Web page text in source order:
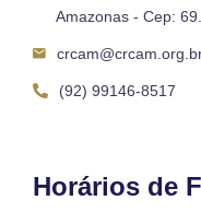
Amazonas - Cep:
(92) 99146-8517
Horários de